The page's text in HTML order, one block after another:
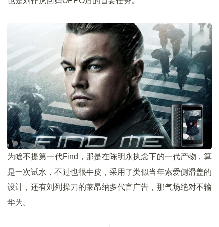
为啥不提第一代Find，那是在陈明永执念下的一代产物，算
是一次试水，不过也很牛皮，采用了类似当年索爱侧滑盖的
设计，还有刘列操刀的莱昂纳多代言广告，那气场绝对不输
华为。